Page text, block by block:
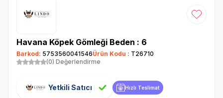
Favoriye
Havana Köpek Gömleği Beden : 6
Barkod: 5753560041546Ürün Kodu : T26710
(0) Değerlendirme
Yetkili Satıcı Hızlı Teslimat